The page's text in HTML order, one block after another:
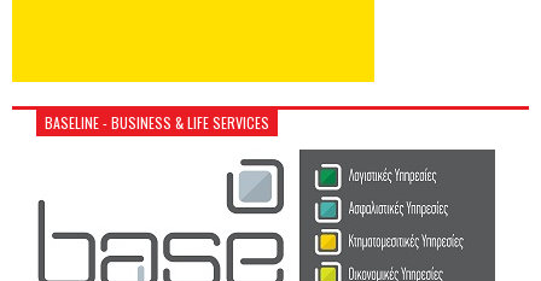
BASELINE - BUSINESS & LIFE SERVICES